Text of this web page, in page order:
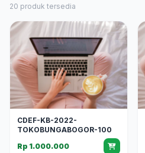
20 produk tersedia
CDEF-KB-2022-
TOKOBUNGABOGOR-100
Rp 1.000.000